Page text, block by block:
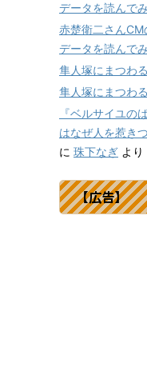
データを読んで
赤楚衛二さん
データを読んで
隼人塚にまつわ
隼人塚にまつわ
『ベルサイユの
はなぜ人を惹き
に 珠下なぎ より
【広告】